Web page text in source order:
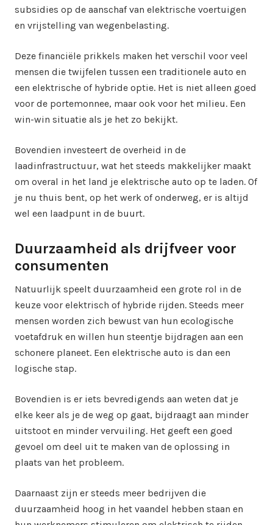
subsidies op de aanschaf van elektrische voertuigen
en vrijstelling van wegenbelasting.
Deze financiële prikkels maken het verschil voor veel
mensen die twijfelen tussen een traditionele auto en
een elektrische of hybride optie. Het is niet alleen goed
voor de portemonnee, maar ook voor het milieu. Een
win-win situatie als je het zo bekijkt.
Bovendien investeert de overheid in de
laadinfrastructuur, wat het steeds makkelijker maakt
om overal in het land je elektrische auto op te laden. Of
je nu thuis bent, op het werk of onderweg, er is altijd
wel een laadpunt in de buurt.
Duurzaamheid als drijfveer voor
consumenten
Natuurlijk speelt duurzaamheid een grote rol in de
keuze voor elektrisch of hybride rijden. Steeds meer
mensen worden zich bewust van hun ecologische
voetafdruk en willen hun steentje bijdragen aan een
schonere planeet. Een elektrische auto is dan een
logische stap.
Bovendien is er iets bevredigends aan weten dat je
elke keer als je de weg op gaat, bijdraagt aan minder
uitstoot en minder vervuiling. Het geeft een goed
gevoel om deel uit te maken van de oplossing in
plaats van het probleem.
Daarnaast zijn er steeds meer bedrijven die
duurzaamheid hoog in het vaandel hebben staan en